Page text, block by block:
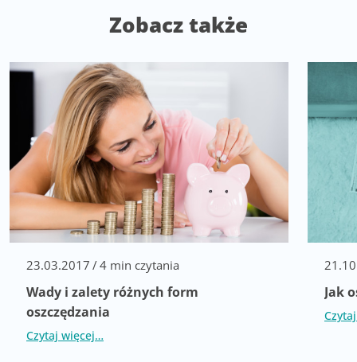
Zobacz także
23.03.2017 /4 min czytania
Wady i zalety różnych form
oszczędzania
Czytaj więcej…
Jak